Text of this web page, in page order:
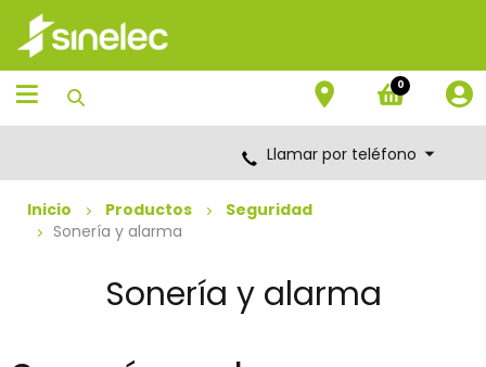
Saltar
contenido
Saltar
menú
de
navegación
0
Llamar por teléfono
Inicio Productos
Seguridad
Sonería y alarma
Sonería y alarma